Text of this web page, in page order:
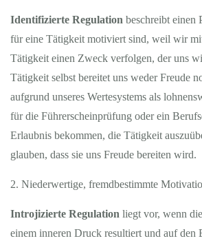
Identifizierte Regulation beschreibt einen
für eine Tätigkeit motiviert sind, weil wir
Tätigkeit einen Zweck verfolgen, der uns
Tätigkeit selbst bereitet uns weder Freude
aufgrund unseres Wertesystems als
für die Führerscheinprüfung oder ein
Erlaubnis bekommen, die Tätigkeit
glauben, dass sie uns Freude bereiten wird.
2. Niederwertige, fremdbestimmte
Introjizierte Regulation liegt vor, wenn
einem inneren Druck resultiert und auf den